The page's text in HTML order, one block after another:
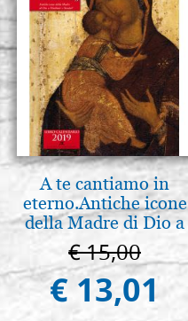
A te cantiamo in
eterno.Antiche icone
della Madre di Dio a
Vladimir e Suzdal
(libro-cal. 2019)
€ 15,00
€ 13,01